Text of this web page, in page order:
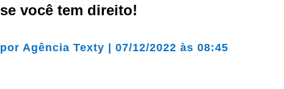
se você tem direito!
por Agência Texty |07/12/2022 às 08:45